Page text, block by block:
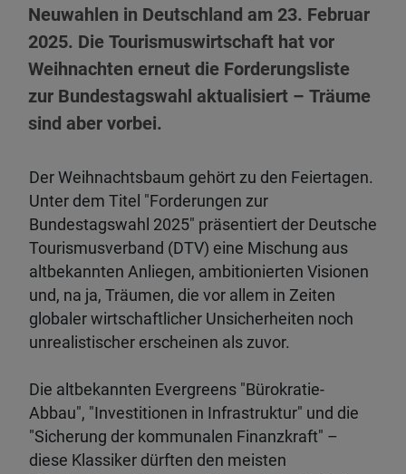
Neuwahlen in Deutschland am 23. Februar
2025. Die Tourismuswirtschaft hat vor
Weihnachten erneut die Forderungsliste
zur Bundestagswahl aktualisiert – Träume
sind aber vorbei.
Der Weihnachtsbaum gehört zu den Feiertagen.
Unter dem Titel "Forderungen zur
Bundestagswahl 2025" präsentiert der Deutsche
Tourismusverband (DTV) eine Mischung aus
altbekannten Anliegen, ambitionierten Visionen
und, na ja, Träumen, die vor allem in Zeiten
globaler wirtschaftlicher Unsicherheiten noch
unrealistischer erscheinen als zuvor.
Die altbekannten Evergreens "Bürokratie-
Abbau", "Investitionen in Infrastruktur" und die
"Sicherung der kommunalen Finanzkraft" –
diese Klassiker dürften den meisten